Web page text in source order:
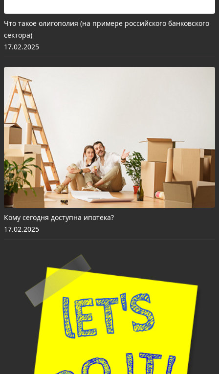
Что такое олигополия (на примере российского банковского
сектора)
17.02.2025
Кому сегодня доступна ипотека?
17.02.2025